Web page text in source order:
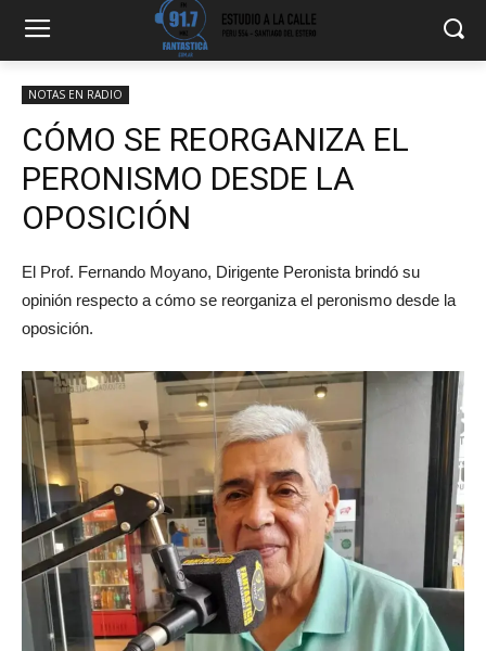
NOTAS EN RADIO
CÓMO SE REORGANIZA EL
PERONISMO DESDE LA
OPOSICIÓN
El Prof. Fernando Moyano, Dirigente Peronista brindó su
opinión respecto a cómo se reorganiza el peronismo desde la
oposición.